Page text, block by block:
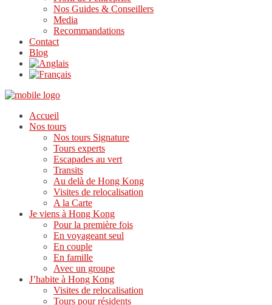
Nos Guides & Conseillers
Media
Recommandations
Contact
Blog
Accueil
Nos tours
Nos tours Signature
Tours experts
Escapades au vert
Transits
Au delà de Hong Kong
Visites de relocalisation
A la Carte
Je viens à Hong Kong
Pour la première fois
En voyageant seul
En couple
En famille
Avec un groupe
J’habite à Hong Kong
Visites de relocalisation
Tours pour résidents